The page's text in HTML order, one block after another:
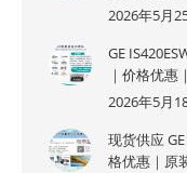
2026年5月
GE
｜价格优惠
2026年5月
现货供应
格优惠｜原